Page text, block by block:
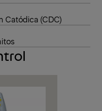
Catódica (CDC)